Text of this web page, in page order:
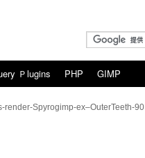
Ｐlugins PHP GIMP
Spyrogimp-ex–OuterTeeth-90